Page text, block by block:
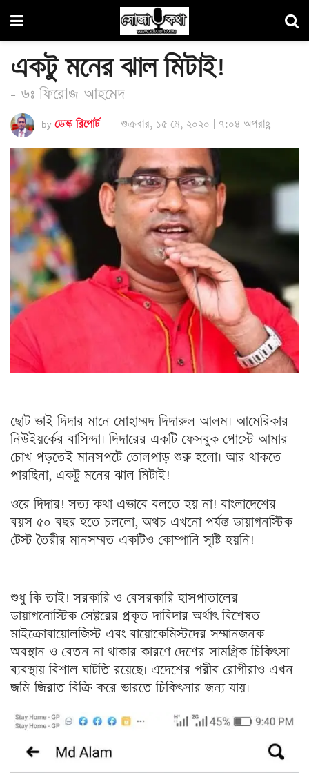
একটু মনের ঝাল মিটাই!
- ডঃ ফিরোজ আহমেদ
by ডেস্ক রিপোর্ট শুক্রবার, ১৫ মে, ২০২০ | ৭:০৪ অপরাহ্ণ
ছোট ভাই দিদার মানে মোহাম্মদ দিদারুল আলম। আমেরিকার
নিউইয়র্কের বাসিন্দা। দিদারের একটি ফেসবুক পোস্টে আমার
চোখ পড়তেই মানসপটে তোলপাড় শুরু হলো। আর থাকতে
পারছিনা, একটু মনের ঝাল মিটাই!
ওরে দিদার! সত্য কথা এভাবে বলতে হয় না! বাংলাদেশের
বয়স ৫০ বছর হতে চললো, অথচ এখনো পর্যন্ত ডায়াগনস্টিক
টেস্ট তৈরীর মানসম্মত একটিও কোম্পানি সৃষ্টি হয়নি!
শুধু কি তাই! সরকারি ও বেসরকারি হাসপাতালের
ডায়াগনোস্টিক সেক্টরের প্রকৃত দাবিদার অর্থাৎ বিশেষত
মাইক্রোবায়োলজিস্ট এবং বায়োকেমিস্টদের সম্মানজনক
অবস্থান ও বেতন না থাকার কারণে দেশের সামগ্রিক চিকিৎসা
ব্যবস্থায় বিশাল ঘাটতি রয়েছে। এদেশের গরীব রোগীরাও এখন
জমি-জিরাত বিক্রি করে ভারতে চিকিৎসার জন্য যায়।